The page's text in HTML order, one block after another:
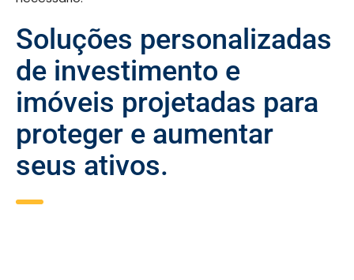
Soluções personalizadas
de investimento e
imóveis projetadas para
proteger e aumentar
seus ativos.